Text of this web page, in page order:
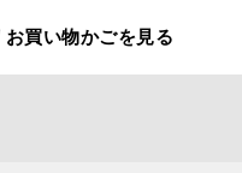
お買い物かごを見る